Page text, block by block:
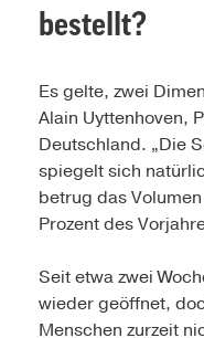
bestellt?
Es gelte, zwei
Alain Uyttenhoven,
Deutschland. „Die
spiegelt sich
betrug das
Prozent des
Seit etwa zwei
wieder geöffnet,
Menschen zurzeit